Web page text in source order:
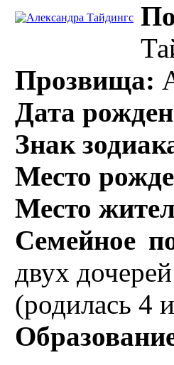
Прозвища:
Дата
Знак
Место
Место
Семейное
двух
(родилась 4